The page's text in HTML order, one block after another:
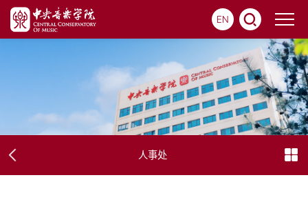
EN
人事处